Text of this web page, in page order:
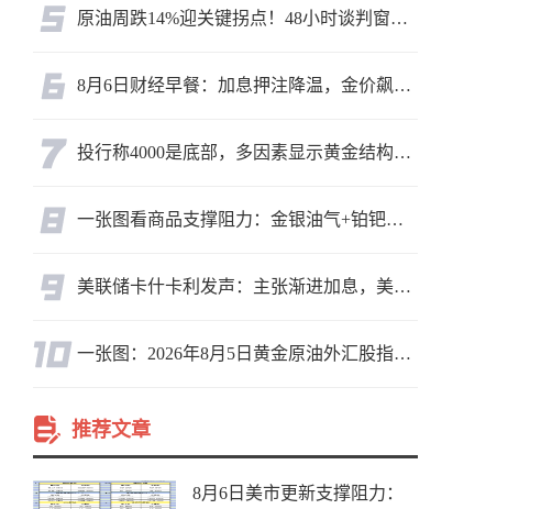
原油周跌14%迎关键拐点！48小时谈判窗口，暗藏行情变数
8月6日财经早餐：加息押注降温，金价飙升至近两个月高位，地缘缓和预期，美油75关口拉锯
投行称4000是底部，多因素显示黄金结构性机会显现
一张图看商品支撑阻力：金银油气+铂钯铜农产品期货(2026年8月5日)
美联储卡什卡利发声：主张渐进加息，美联储内部政策分歧
一张图：2026年8月5日黄金原油外汇股指“枢纽点+多空持仓信号”一览
推荐文章
8月6日美市更新支撑阻力：